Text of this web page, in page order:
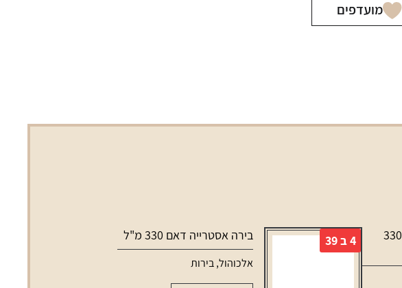
מועדפים
בירה קרלסברג לומה 330
4 ב 39 בירה אסטרייה דאם 330 מ"ל
אלכוהול,בירות